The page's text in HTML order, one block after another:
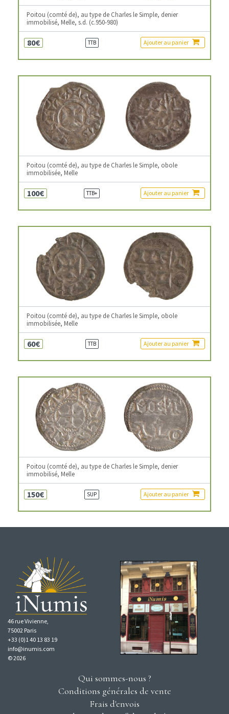
Poitou (comté de), au type de Charles le Simple, denier
immobilisé, Melle, s.d. (c.950-980)
80€ TTB Ajouter au panier
Poitou (comté de), au type de Charles le Simple, obole
immobilisée, Melle
100€ TTB+ Ajouter au panier
Poitou (comté de), au type de Charles le Simple, obole
immobilisée, Melle
60€ TTB Ajouter au panier
Poitou (comté de), au type de Charles le Simple, denier
immobilisé, Melle
150€ SUP Ajouter au panier
46 rue Vivienne,
75002 Paris
+33 (0)1 40 13 83 19
info@inumis.com
© 2026
Qui sommes-nous ?
Conditions générales de vente
Frais d'envois